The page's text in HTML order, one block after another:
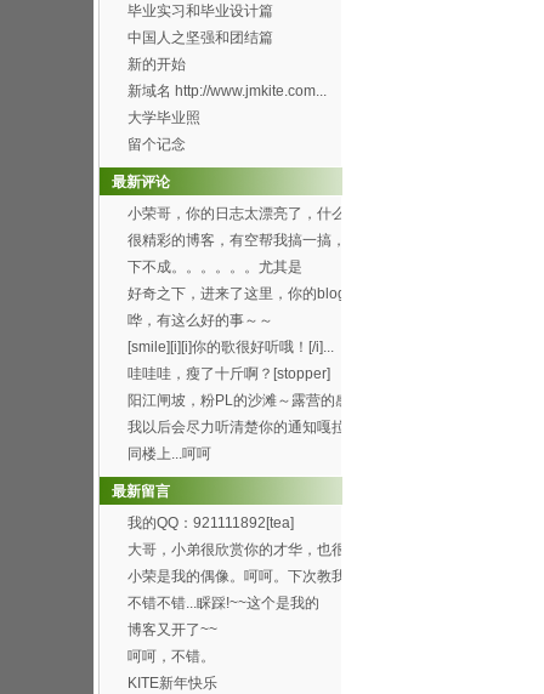
毕业实习和毕业设计篇
中国人之坚强和团结篇
新的开始
新域名 http://www.jmkite.com...
大学毕业照
留个记念
最新评论
小荣哥，你的日志太漂亮了，什么
时候有空帮我也搞一个...
很精彩的博客，有空帮我搞一搞，
可以吗？[smile...
下不成。。。。。。尤其是
Through the f...
好奇之下，进来了这里，你的blog
办得好好哦。 ...
哗，有这么好的事～～
[smile][i][i]你的歌很好听哦！[/i]...
哇哇哇，瘦了十斤啊？[stopper]
阳江闸坡，粉PL的沙滩～露营的感
觉真的8错哦～呵呵...
我以后会尽力听清楚你的通知嘎拉
[wink]
同楼上...呵呵
最新留言
我的QQ：921111892[tea]
大哥，小弟很欣赏你的才华，也很
喜欢你博客的这首背景...
小荣是我的偶像。呵呵。下次教我
弄这样的空间。呵呵
不错不错...睬踩!~~这个是我的
http://h...
博客又开了~~
呵呵，不错。
KITE新年快乐